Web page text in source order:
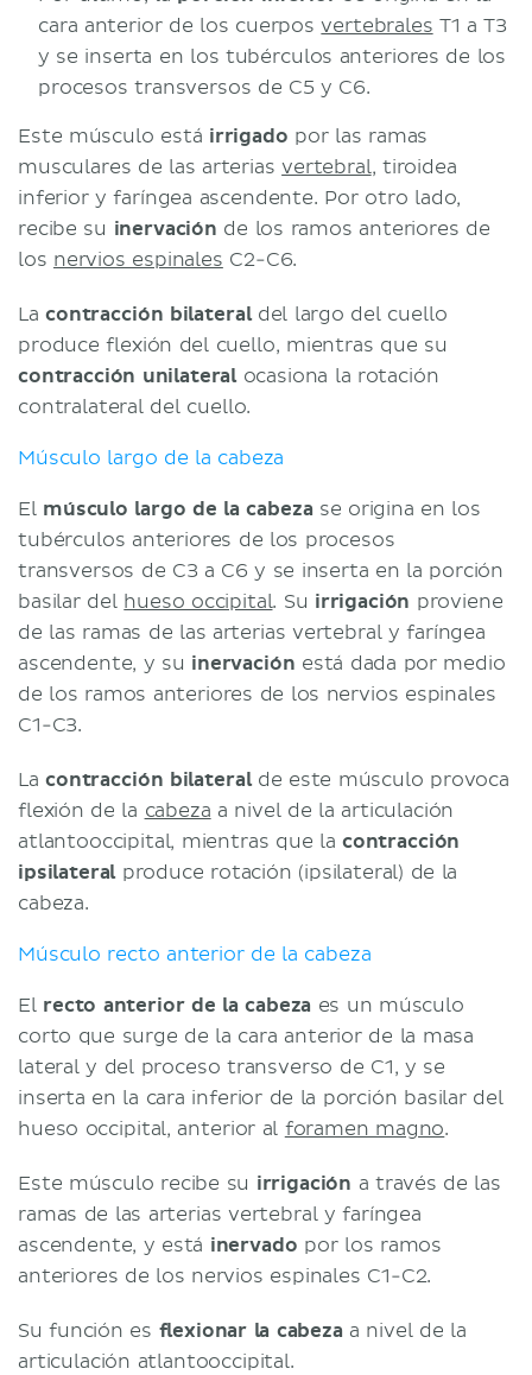
cara anterior de los cuerposvertebrales T1 a T3
y se inserta en los tubérculos anteriores de los
procesos transversos de C5 y C6.
Este músculo está irrigado por las ramas
musculares de las arteriasvertebral, tiroidea
inferior y faríngea ascendente. Por otro lado,
recibe su inervación de los ramos anteriores de
los nervios espinales C2-C6.
Lacontracción bilateraldel largo del cuello
produce flexión del cuello, mientras que su
contracción unilateralocasiona la rotación
contralateral del cuello.
Músculo largo de la cabeza
El músculo largo de la cabeza se origina en los
tubérculos anteriores de los procesos
transversos de C3 a C6 y se inserta en la porción
basilar del hueso occipital. Su irrigación proviene
de las ramas de las arterias vertebral y faríngea
ascendente, y su inervación está dada por medio
de los ramos anteriores de los nervios espinales
C1-C3.
Lacontracción bilateralde este músculo provoca
flexión de la cabeza a nivel de la articulación
atlantooccipital, mientras que la contracción
ipsilateralproduce rotación (ipsilateral) de la
cabeza.
Músculo recto anterior de la cabeza
El recto anterior de la cabeza es un músculo
corto que surge de la cara anterior de la masa
lateral y del proceso transverso de C1, y se
inserta en la cara inferior de la porción basilar del
hueso occipital, anterior al foramen magno.
Este músculo recibe su irrigación a través de las
ramas de las arterias vertebral y faríngea
ascendente, y está inervado por los ramos
anteriores de los nervios espinales C1-C2.
Su función es flexionar la cabeza a nivel de la
articulación atlantooccipital.